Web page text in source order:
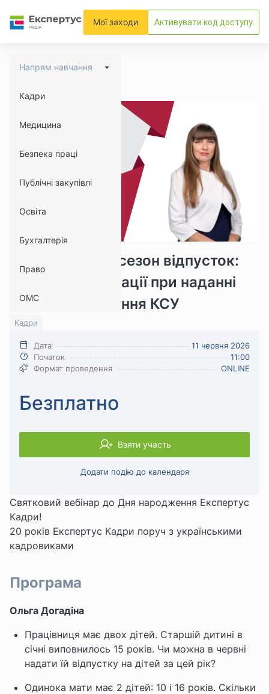
Мої заходи Активувати код доступу
Напрям навчання
Кадри
Медицина
Безпека праці
Публічні закупівлі
Освіта
Бухгалтерія
Право
ОМС
Розпочинаємо сезон відпусток:
проблемні ситуації при наданні
відпусток. Рішення КСУ
12654 849
Кадри
Святковий вебінар до Дня народження Експертус
Кадри!
20 років Експертус Кадри поруч з українськими
кадровиками
Програма
Ольга Догадіна
Працівниця має двох дітей. Старшій дитині в
січні виповнилось 15 років. Чи можна в червні
надати їй відпустку на дітей за цей рік?
Одинока мати має 2 дітей: 10 і 16 років. Скільки
Дата
11 червня 2026
Початок
11:00
Формат проведення
ONLINE
Безплатно
Взяти участь
Додати подію до календаря